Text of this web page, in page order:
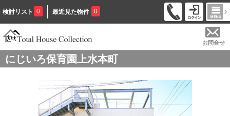
検討リスト 0 最近見た物件 0
お問合せ
にじいろ保育園上水本町